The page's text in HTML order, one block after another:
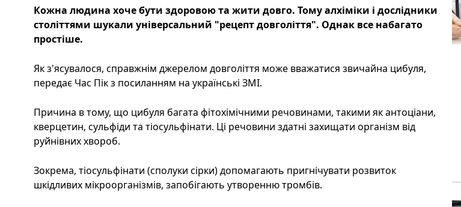
Кожна людина хоче бути здоровою та жити довго. Тому алхіміки і дослідники
століттями шукали універсальний "рецепт довголіття". Однак все набагато
простіше.
Як з'ясувалося, справжнім джерелом довголіття може вважатися звичайна цибуля,
передає Час Пік з посиланням на українські ЗМІ.
Причина в тому, що цибуля багата фітохімічними речовинами, такими як антоціани,
кверцетин, сульфіди та тіосульфінати. Ці речовини здатні захищати організм від
руйнівних хвороб.
Зокрема, тіосульфінати (сполуки сірки) допомагають пригнічувати розвиток
шкідливих мікроорганізмів, запобігають утворенню тромбів.